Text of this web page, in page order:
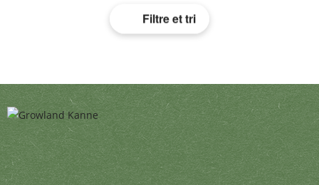
Filtre et tri
spécial assure autrement une thermoactivité élevée. C'est
lavable et utilisable plusieurs fois.
de la plante et de l'étendue de ses racines. Correctement
ajusté, le conteneur et la plante ont toujours une base
solide et la racine trouve suffisamment d'espace pour se
développer. De nombreux pots de fleurs en plastique,
comme le polypropylène, conviennent aussi bien à
l'intérieur qu'à l'extérieur. Les pots en plastique ont aussi
l'avantage d'être plus légers que les pots en terre cuite et
peuvent donc être facilement déplacés, en particulier les